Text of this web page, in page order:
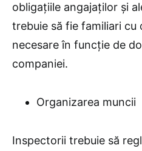
obligațiile angajaților și
trebuie să fie familiari cu
necesare în funcție de
companiei.
Organizarea muncii
Inspectorii trebuie să